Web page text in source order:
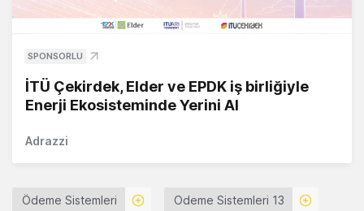
SPONSORLU
İTÜ Çekirdek, Elder ve EPDK iş birliğiyle
Enerji Ekosisteminde Yerini Al
Adrazzi
Ödeme Sistemleri Odeme Sistemleri 13